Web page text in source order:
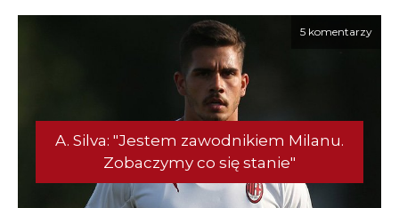
5 komentarzy
A. Silva: "Jestem zawodnikiem Milanu.
Zobaczymy co się stanie"